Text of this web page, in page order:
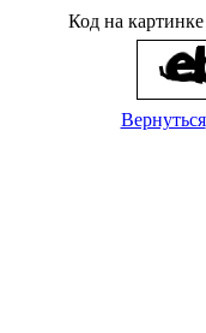
Код на
Вернуться